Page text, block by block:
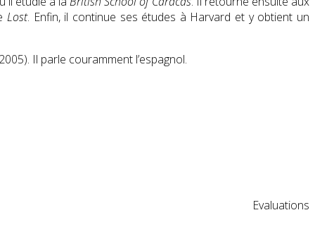
Lost. Enfin, il continue ses études à Harvard et y obtient un
Il parle couramment l’espagnol.
Evaluations